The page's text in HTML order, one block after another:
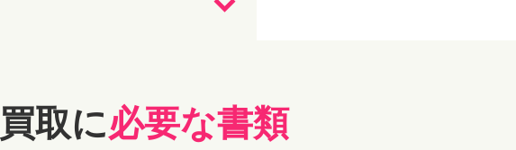
買取に必要な書類